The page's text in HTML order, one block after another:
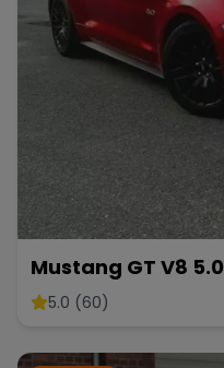
Mustang GT V8 5.0
5.0 (60)